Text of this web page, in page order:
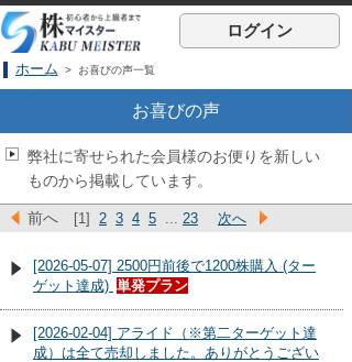
ログイン
ホーム > お喜びの声一覧
お喜びの声
弊社に寄せられた会員様のお便りを新しい
ものから掲載しています。
前へ [1] 2 3 4 5 ... 23 次へ
[2026-05-07] 2500円前後で1200株購入 (ター
ゲット達成) 単発プラン
[2026-02-04] アライド（※第二ターゲット達
成）は全て売却しました。ありがとうござい